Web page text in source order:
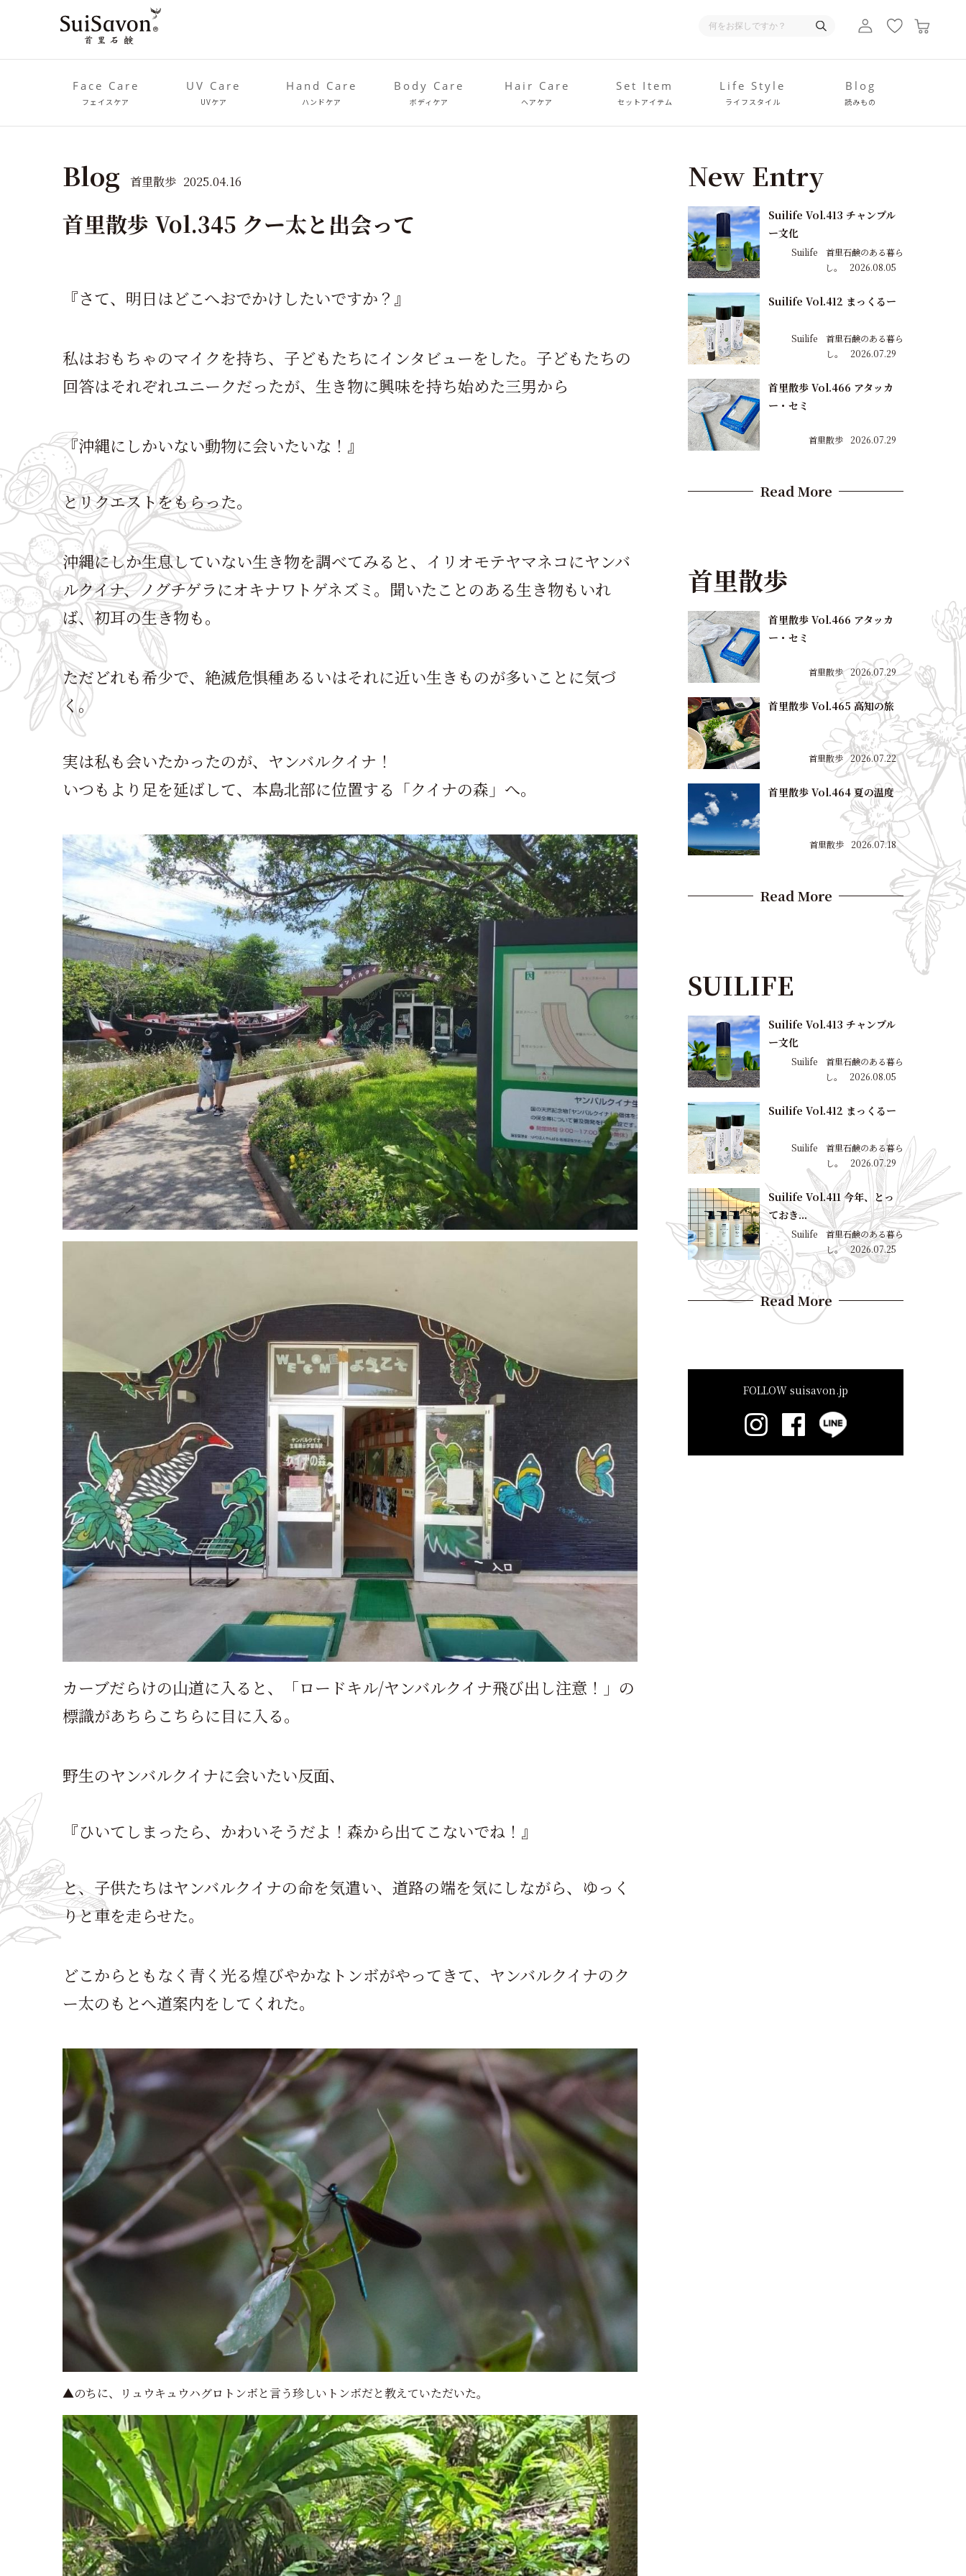
Face Care
フェイスケア
UV Care
UVケア
Hand Care
ハンドケア
Body Care
ボディケア
Hair Care
ヘアケア
Set Item
セットアイテム
Life Style
ライフスタイル
Blog
読みもの
Blog 首里散歩 2025.04.16
首里散歩 Vol.345 クー太と出会って
『さて、明日はどこへおでかけしたいですか？』
私はおもちゃのマイクを持ち、子どもたちにインタビューをした。子どもたちの
回答はそれぞれユニークだったが、生き物に興味を持ち始めた三男から
『沖縄にしかいない動物に会いたいな！』
とリクエストをもらった。
沖縄にしか生息していない生き物を調べてみると、イリオモテヤマネコにヤンバ
ルクイナ、ノグチゲラにオキナワトゲネズミ。聞いたことのある生き物もいれ
ば、初耳の生き物も。
ただどれも希少で、絶滅危惧種あるいはそれに近い生きものが多いことに気づ
く。
実は私も会いたかったのが、ヤンバルクイナ！
いつもより足を延ばして、本島北部に位置する「クイナの森」へ。
カーブだらけの山道に入ると、「ロードキル/ヤンバルクイナ飛び出し注意！」の
標識があちらこちらに目に入る。
野生のヤンバルクイナに会いたい反面、
『ひいてしまったら、かわいそうだよ！森から出てこないでね！』
と、子供たちはヤンバルクイナの命を気遣い、道路の端を気にしながら、ゆっく
りと車を走らせた。
どこからともなく青く光る煌びやかなトンボがやってきて、ヤンバルクイナのク
ー太のもとへ道案内をしてくれた。
▲のちに、リュウキュウハグロトンボと言う珍しいトンボだと教えていただいた。
New Entry
Suilife Vol.413 チャンプル
ー文化
Suilife 首里石鹸のある暮ら
し。
2026.08.05
Suilife Vol.412 まっくるー
Suilife 首里石鹸のある暮ら
し。
2026.07.29
首里散歩 Vol.466 アタッカ
ー・セミ
首里散歩 2026.07.29
Read More
首里散歩
首里散歩 Vol.466 アタッカ
ー・セミ
首里散歩 2026.07.29
首里散歩 Vol.465 高知の旅
首里散歩 2026.07.22
首里散歩 Vol.464 夏の温度
首里散歩 2026.07.18
Read More
SUILIFE
Suilife Vol.413 チャンプル
ー文化
Suilife 首里石鹸のある暮ら
し。
2026.08.05
Suilife Vol.412 まっくるー
Suilife 首里石鹸のある暮ら
し。
2026.07.29
Suilife Vol.411 今年、とっ
ておき...
Suilife 首里石鹸のある暮ら
し。 2026.07.25
Read More
FOLLOW suisavon.jp